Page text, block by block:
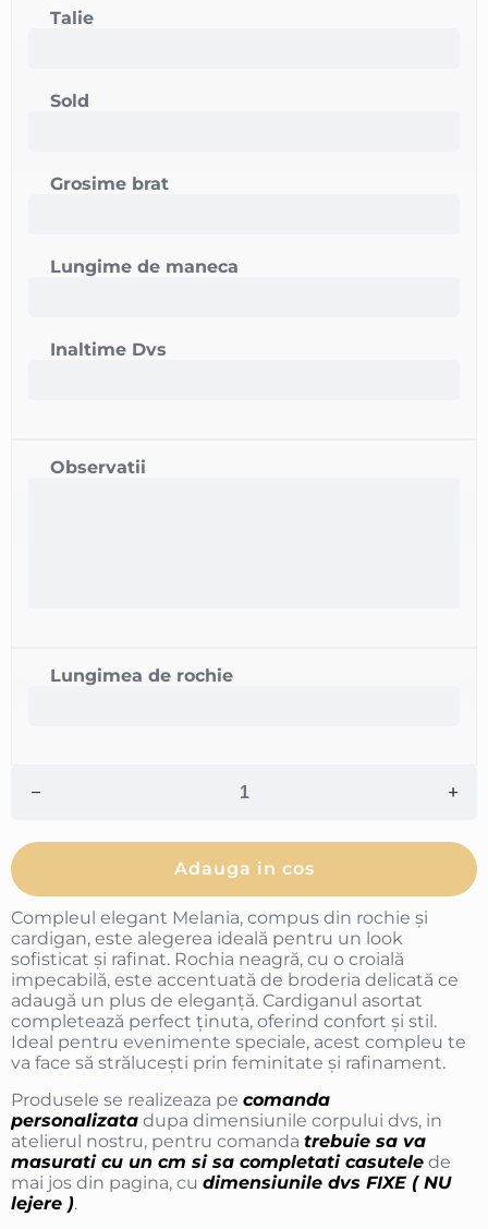
Talie
Sold
Grosime brat
Lungime de maneca
Inaltime Dvs
Observatii
Lungimea de rochie
Adauga in cos
Compleul elegant Melania, compus din rochie și
cardigan, este alegerea ideală pentru un look
sofisticat și rafinat. Rochia neagră, cu o croială
impecabilă, este accentuată de broderia delicată ce
adaugă un plus de eleganță. Cardiganul asortat
completează perfect ținuta, oferind confort și stil.
Ideal pentru evenimente speciale, acest compleu te
va face să strălucești prin feminitate și rafinament.
Produsele se realizeaza pe comanda
personalizata dupa dimensiunile corpului dvs, in
atelierul nostru, pentru comanda trebuie sa va
masurati cu un cm si sa completati casutele de
mai jos din pagina, cu dimensiunile dvs FIXE ( NU
lejere ).